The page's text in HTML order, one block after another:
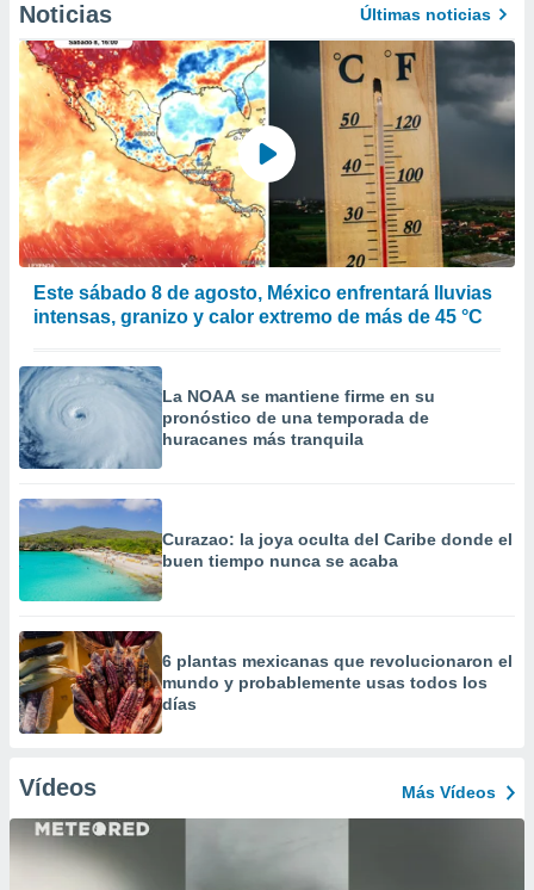
Noticias Últimas noticias
Este sábado 8 de agosto, México enfrentará lluvias
intensas, granizo y calor extremo de más de 45 °C
La NOAA se mantiene firme en su
pronóstico de una temporada de
huracanes más tranquila
Curazao: la joya oculta del Caribe donde el
buen tiempo nunca se acaba
6 plantas mexicanas que revolucionaron el
mundo y probablemente usas todos los
días
Vídeos Más Vídeos